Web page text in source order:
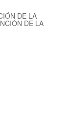
DE LA
DE LA